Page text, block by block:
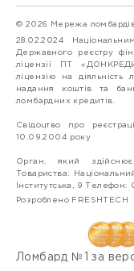
© 2026 Мережа
28.02.2024
Державного реєстру
ліцензії ПТ
ліцензію на
надання коштів та
ломбардних кредитів.
Свідоцтво про
10.09.2004 року
Орган, який здійснює
Товариства:
Інститутська, 9
Розроблено FRESHTECH
Ломбард №1 за